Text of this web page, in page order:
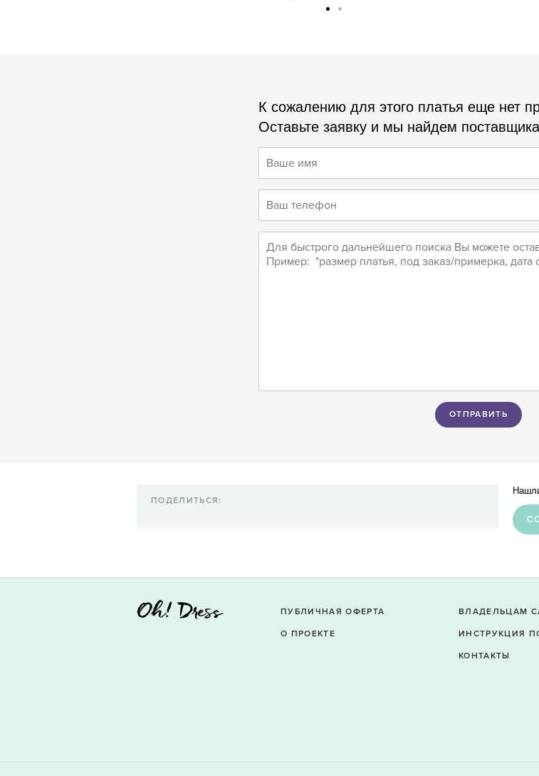
К сожалению для этого платья еще нет
Оставьте заявку и мы найдем поставщика
ПОДЕЛИТЬСЯ:
ПУБЛИЧНАЯ ОФЕРТА
О ПРОЕКТЕ
ВЛАДЕЛЬЦАМ
ИНСТРУКЦИЯ
КОНТАКТЫ